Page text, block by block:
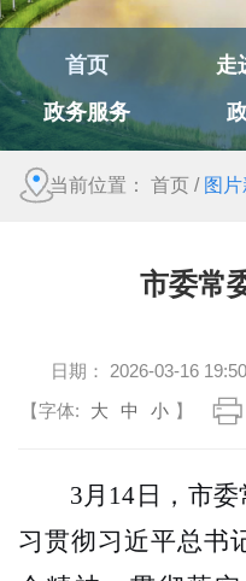
首页 走
政务服务
当前位置： 首页 / 图
市委常
日期： 2026-03-16 19:50
【字体:
大 中 小 】
3月 14 日，市
习贯彻习近平总书